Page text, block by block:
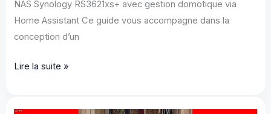
NAS Synology RS3621xs+ avec gestion domotique via
Home Assistant Ce guide vous accompagne dans la
conception d’un
**Concevoir
Lire la suite »